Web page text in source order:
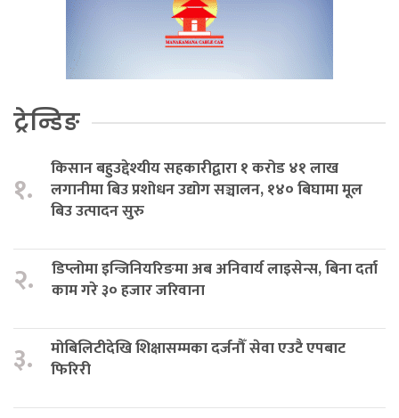
ट्रेन्डिङ
१.
किसान बहुउद्देश्यीय सहकारीद्वारा १ करोड ४१ लाख
लगानीमा बिउ प्रशोधन उद्योग सञ्चालन, १४० बिघामा मूल
बिउ उत्पादन सुरु
२.
डिप्लोमा इन्जिनियरिङमा अब अनिवार्य लाइसेन्स, बिना दर्ता
काम गरे ३० हजार जरिवाना
३.
मोबिलिटीदेखि शिक्षासम्मका दर्जनौँ सेवा एउटै एपबाट
फिरिरी